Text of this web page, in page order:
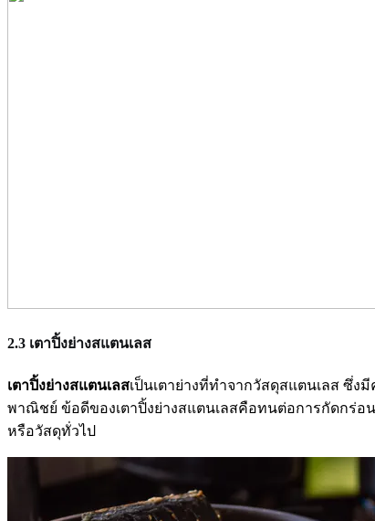
2.3 เตาปิ้งย่างสแตนเลส
เตาปิ้งย่างสแตนเลสเป็นเตาย่างที่ทำจากวัสดุสแตนเลส ซึ่
พาณิชย์ ข้อดีของเตาปิ้งย่างสแตนเลสคือทนต่อการกัดกร่อ
หรือวัสดุทั่วไป